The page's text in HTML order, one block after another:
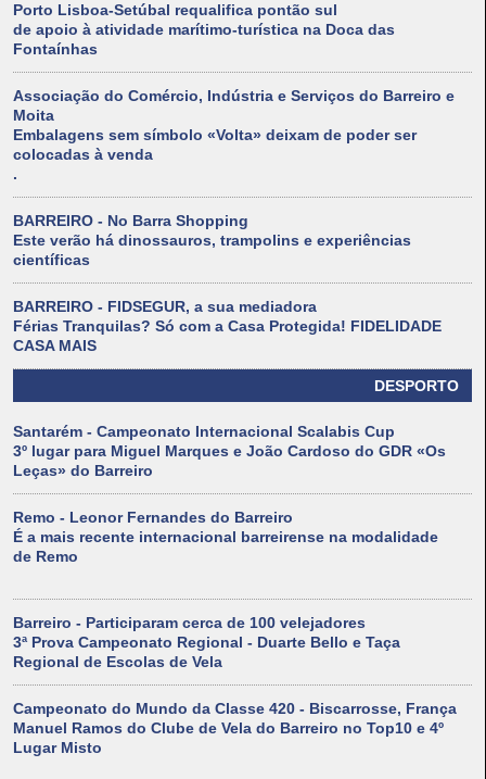
Porto Lisboa-Setúbal requalifica pontão sul
de apoio à atividade marítimo-turística na Doca das
Fontaínhas
Associação do Comércio, Indústria e Serviços do Barreiro e
Moita
Embalagens sem símbolo «Volta» deixam de poder ser
colocadas à venda
.
BARREIRO - No Barra Shopping
Este verão há dinossauros, trampolins e experiências
científicas
BARREIRO - FIDSEGUR, a sua mediadora
Férias Tranquilas? Só com a Casa Protegida! FIDELIDADE
CASA MAIS
DESPORTO
Santarém - Campeonato Internacional Scalabis Cup
3º lugar para Miguel Marques e João Cardoso do GDR «Os
Leças» do Barreiro
Remo - Leonor Fernandes do Barreiro
É a mais recente internacional barreirense na modalidade
de Remo
Barreiro - Participaram cerca de 100 velejadores
3ª Prova Campeonato Regional - Duarte Bello e Taça
Regional de Escolas de Vela
Campeonato do Mundo da Classe 420 - Biscarrosse, França
Manuel Ramos do Clube de Vela do Barreiro no Top10 e 4º
Lugar Misto